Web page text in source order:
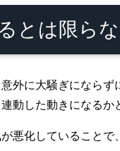
とは限ら
外に大騒ぎになら
動した動きになるか
悪化していること